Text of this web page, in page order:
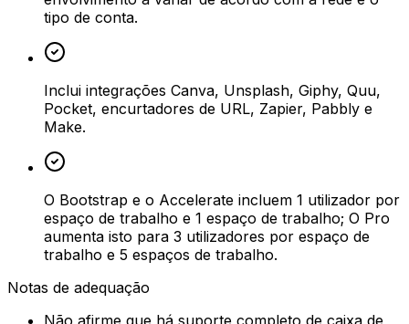
tipo de conta.
Inclui integrações Canva, Unsplash, Giphy, Quu,
Pocket, encurtadores de URL, Zapier, Pabbly e
Make.
O Bootstrap e o Accelerate incluem 1 utilizador por
espaço de trabalho e 1 espaço de trabalho; O Pro
aumenta isto para 3 utilizadores por espaço de
trabalho e 5 espaços de trabalho.
Notas de adequação